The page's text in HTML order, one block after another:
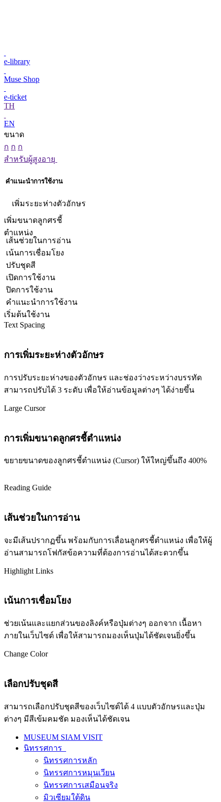
e-library
Muse Shop
e-ticket
TH
EN
ขนาด
ก ก ก
สำหรับผู้สูงอายุ
คำแนะนำการใช้งาน
เพิ่มระยะห่างตัวอักษร
เพิ่มขนาดลูกศรชี้
ตำแหน่ง
เส้นช่วยในการอ่าน
เน้นการเชื่อมโยง
ปรับชุดสี
เปิดการใช้งาน
ปิดการใช้งาน
คำแนะนำการใช้งาน
เริ่มต้นใช้งาน
Text Spacing
การเพิ่มระยะห่างตัวอักษร
การปรับระยะห่างของตัวอักษร และช่องว่างระหว่างบรรทัด
สามารถปรับได้ 3 ระดับ เพื่อให้อ่านข้อมูลต่างๆ ได้ง่ายขึ้น
Large Cursor
การเพิ่มขนาดลูกศรชี้ตำแหน่ง
ขยายขนาดของลูกศรชี้ตำแหน่ง (Cursor) ให้ใหญ่ขึ้นถึง 400%
Reading Guide
เส้นช่วยในการอ่าน
จะมีเส้นปรากฏขึ้น พร้อมกับการเลื่อนลูกศรชี้ตำแหน่ง เพื่อให้ผู้
อ่านสามารถโฟกัสข้อความที่ต้องการอ่านได้สะดวกขึ้น
Highlight Links
เน้นการเชื่อมโยง
ช่วยเน้นและแยกส่วนของลิงค์หรือปุ่มต่างๆ ออกจาก เนื้อหา
ภายในเว็บไซต์ เพื่อให้สามารถมองเห็นปุ่มได้ชัดเจนยิ่งขึ้น
Change Color
เลือกปรับชุดสี
สามารถเลือกปรับชุดสีของเว็บไซต์ได้ 4 แบบตัวอักษรและปุ่ม
ต่างๆ มีสีเข้มคมชัด มองเห็นได้ชัดเจน
MUSEUM SIAM VISIT
นิทรรศการ
นิทรรศการหลัก
นิทรรศการหมุนเวียน
นิทรรศการเสมือนจริง
มิวเซียมใต้ดิน